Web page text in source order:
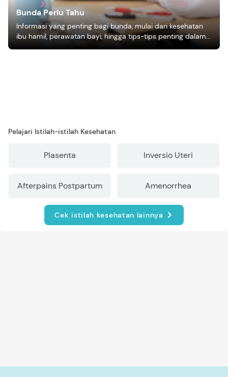
Bunda Perlu Tahu
Informasi yang penting bagi bunda, mulai dari kesehatan
ibu hamil, perawatan bayi, hingga tips-tips penting dalam
Pelajari Istilah-istilah Kesehatan
Plasenta Inversio Uteri
Afterpains Postpartum Amenorrhea
Cek istilah kesehatan lainnya